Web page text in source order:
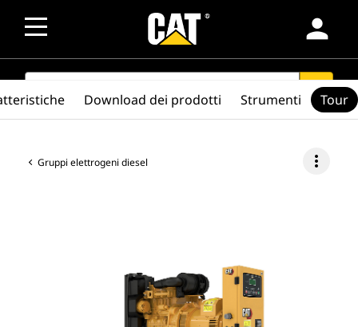
person
SEARCH search
Gruppi elettrogeni diesel more_vert
Download dei prodotti Strumenti Tour